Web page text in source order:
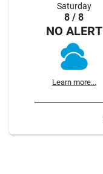
Saturday
8 / 8
NO ALERT
Learn more...